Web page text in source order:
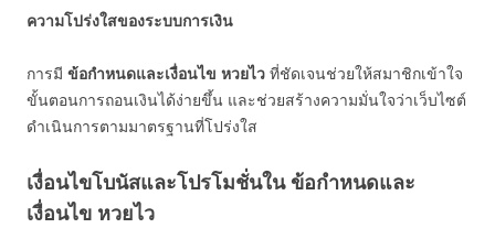
ความโปร่งใสของระบบการเงิน
การมี ข้อกำหนดและเงื่อนไข หวยไว ที่ชัดเจนช่วยให้สมาชิกเข้าใจ
ขั้นตอนการถอนเงินได้ง่ายขึ้น และช่วยสร้างความมั่นใจว่าเว็บไซต์
ดำเนินการตามมาตรฐานที่โปร่งใส
เงื่อนไขโบนัสและโปรโมชั่นใน ข้อกำหนดและ
เงื่อนไข หวยไว